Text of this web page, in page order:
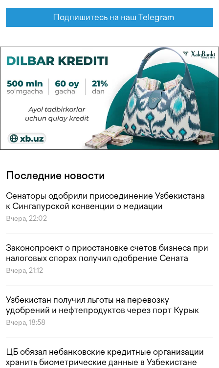
Подпишитесь на наш Telegram
Последние новости
Сенаторы одобрили присоединение Узбекистана
к Сингапурской конвенции о медиации
Вчера, 22:02
Законопроект о приостановке счетов бизнеса при
налоговых спорах получил одобрение Сената
Вчера, 21:12
Узбекистан получил льготы на перевозку
удобрений и нефтепродуктов через порт Курык
Вчера, 18:58
ЦБ обязал небанковские кредитные организации
хранить биометрические данные в Узбекистане